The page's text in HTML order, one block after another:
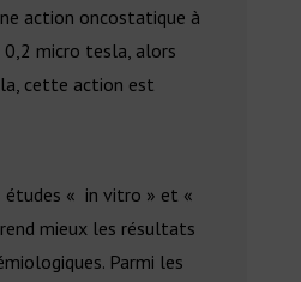
action oncostatique à
0,2 micro tesla, alors
cette action est
études « in vitro » et «
mieux les résultats
Parmi les